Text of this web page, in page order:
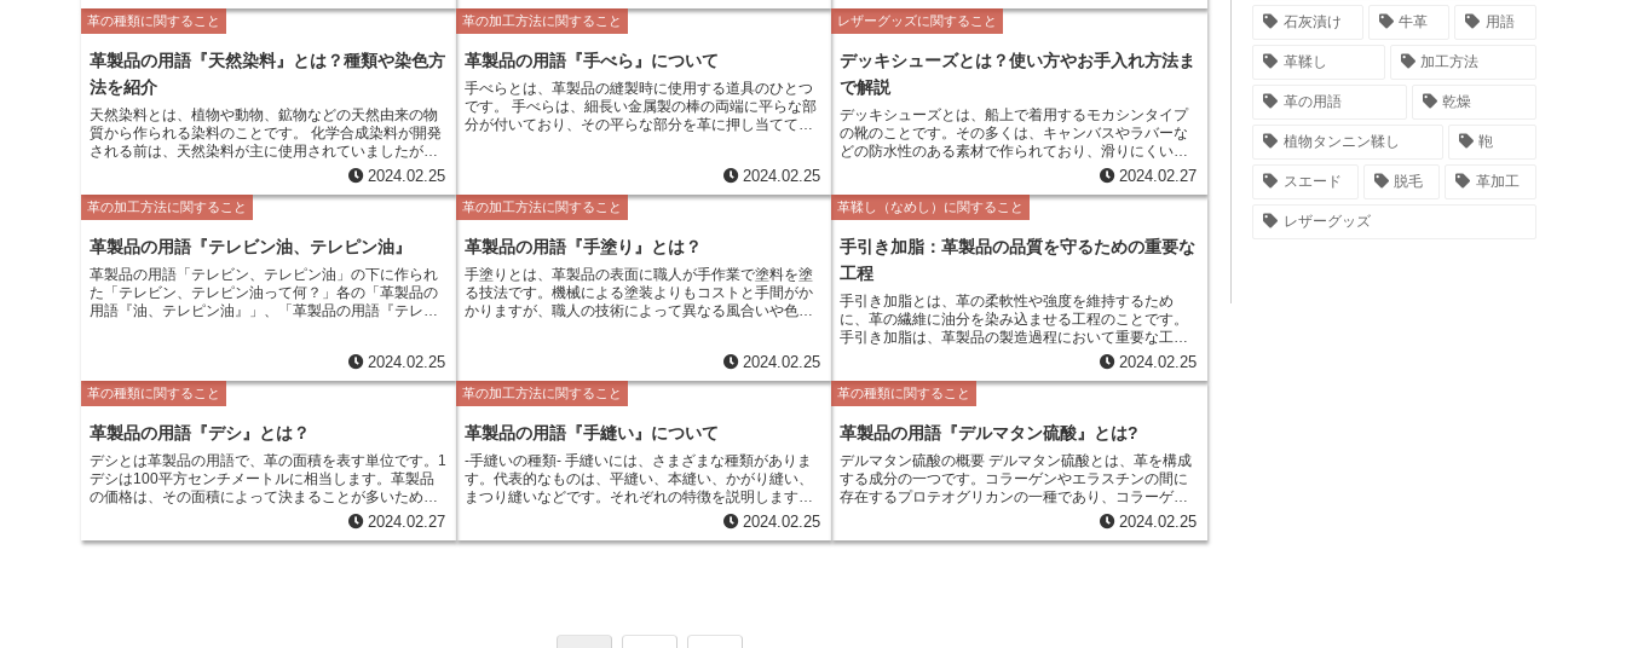
など、さまざまな種類があります。革製の手ひもは、
耐久性と高級感があり、バッグや財布などの高級感を
求められる製品に使用されることが多いです。ナイロ
ン製の手ひもは、軽量で丈夫なため、リュックサック
やスポーツバッグなどのアウトドア用品に使用される
ことが多いです。綿製の手ひもは、肌触りが良く、カ
ジュアルなバッグやポーチなどに使用されることが多
いです。 形状による分類 手ひもは、形状によって、平
手ひも、丸手ひも、角手ひもなど、さまざまな種類が
あります。平手ひもは、平らな形状の手ひもで、持ち
手やショルダーストラップに使用されることが多いで
す。丸手ひもは、丸い形状の手ひもで、リュックサッ
クのショルダーストラップやハンドバッグの持ち手な
どに使用されることが多いです。角手ひもは、角ばっ
た形状の手ひもで、トートバッグの持ち手やショルダ
ーストラップに使用されることが多いです。
革の種類に関すること
革製品の用語『天然染料』とは？種類や染色方
法を紹介
天然染料とは、植物や動物、鉱物などの天然由来の物
質から作られる染料のことです。 化学合成染料が開発
される前は、天然染料が主に使用されていましたが、
現在でも天然染料ならではの風合いを活かした製品が
人気を博しています。天然染料は、化学合成染料に比
べて環境負荷が少なく、安全性が高いという特徴があ
ります。 天然染料は、植物染料、動物染料、鉱物染料
の3つに大別されます。植物染料は、最も種類が多く、
草木や花、根などから作られます。 代表的な植物染料
には、藍（あい）、紅花（べにばな）、茜（あかね）
などがあります。動物染料は、貝や虫から作られま
す。 代表的な動物染料には、紫（むらさき）、コチニ
黄土（おうど）、辰砂（しんしゃ）などがあります。
天然染料の染色方法は、染料の種類によって異なりま
すが、一般的には、染料を水に溶かして染液を作りま
す。染液に布や糸などを浸し、一定時間放置した後、
水洗いして乾燥させます。 天然染料は、化学合成染料
に比べて染色が難しく、熟練の技が必要とされます。
2024.02.25
革の加工方法に関すること
革製品の用語『手べら』について
手べらとは、革製品の縫製時に使用する道具のひとつ
です。 手べらは、細長い金属製の棒の両端に平らな部
分が付いており、その平らな部分を革に押し当てて縫
り、革製品の品質を左右する重要な道具のひとつで
す。 手べらは、その形状や大きさによって、さまざま
な種類があります。一般的に、手べらは、長さ10cmか
1cmから3cm程度のものが一般的です。手べらの材質
は、鉄やステンレス鋼、真鍮などが多く、表面が滑ら
かで、革を傷つけにくいものが好まれます。 手べら
は、革製品の縫製時に、以下の手順で使用します。 1.
革の縫い目部分を縫い合わせていきます。 2. 縫い合わ
製において、重要な道具であり、革製品の品質を左右
する道具のひとつです。手べらの使い方をマスターす
上げることができます。
2024.02.25
レザーグッズに関すること
デッキシューズとは？使い方やお手入れ方法ま
で解説
デッキシューズとは、船上で着用するモカシンタイプ
の靴のことです。その多くは、キャンバスやラバーな
どの防水性のある素材で作られており、滑りにくいソ
ールを備えています。デッキシューズは、その快適さ
と耐久性から、ヨットマンや船乗りたちに愛されてき
ました。しかし、近年では、そのおしゃれなデザイン
が注目され、ファッションアイテムとしても人気を集
めています。 デッキシューズは、その名の通り、船上
で着用するのに適した靴です。防水性のある素材で作
られているため、雨や水しぶきを気にせず履くことが
できます。また、滑りにくいソールを備えているた
め、濡れたデッキの上でも安全に歩くことができま
す。さらに、モカシンタイプの靴であるため、履き心
地も抜群です。 デッキシューズは、船上での着用だけ
でなく、ファッションアイテムとしても人気がありま
す。そのシンプルなデザインと、どんなコーディネー
トにも合わせやすい汎用性の高さから、多くの人々に
愛されています。特に、夏場の定番アイテムとして、
多くの女性から支持を集めています。
2024.02.27
革の加工方法に関すること
革製品の用語『テレビン油、テレピン油』
革製品の用語「テレビン、テレピン油」の下に作られ
た「テレビン、テレピン油って何？」各の「革製品の
用語『油、テレピン油』」、「革製品の用語『テレビ
2024.02.25
革の加工方法に関すること
革製品の用語『手塗り』とは？
手塗りとは、革製品の表面に職人が手作業で塗料を塗
る技法です。機械による塗装よりもコストと手間がか
かりますが、職人の技術によって異なる風合いや色味
やクラシカルな雰囲気を演出します。また、手塗りは
耐久性にも優れており、長年愛用することが可能で
す。 手塗りには、主に2種類の手法があります。1つ
です。もう1つは、革の表面にスプレーを使って塗料を
塗る「スプレー塗り」です。刷毛塗りは、スプレー塗
りよりも塗料の厚みを調整しやすいというメリットが
あります。一方、スプレー塗りは、刷毛塗りよりも均
一に塗料を塗ることができるというメリットがありま
人の技術によって、塗料の厚み、色味、光沢などが異
2024.02.25
革鞣し（なめし）に関すること
手引き加脂：革製品の品質を守るための重要な
工程
手引き加脂とは、革の柔軟性や強度を維持するため
に、革の繊維に油分を染み込ませる工程のことです。
手引き加脂は、革製品の製造過程において重要な工程
であり、革の品質に大きな影響を与えます。 手引き加
脂の方法は、革の種類や用途によって異なりますが、
一般的には、革を洗浄した後、油分を含んだ薬剤を革
の表面に塗布し、その後、革を乾燥させます。油分を
含んだ薬剤には、動物性油脂、植物性油脂、鉱物油脂
などがあります。 手引き加脂を行うことで、革は柔軟
性と強度が向上し、耐久性が高まります。また、手引
き加脂によって、革は防水性や防汚性も向上します。
手引き加脂は、革製品の品質を守るために不可欠な工
程です。手引き加脂を行うことで、革製品は長期間に
2024.02.25
革の種類に関すること
革製品の用語『デシ』とは？
デシとは革製品の用語で、革の面積を表す単位です。1
デシは100平方センチメートルに相当します。革製品
の価格は、その面積によって決まることが多いため、
デシ数は重要な要素となります。革製品を購入する際
には、デシ数を意識して選ぶとよいでしょう。 革の種
類によって、デシ数は異なります。例えば、牛革は一
2024.02.27
革の加工方法に関すること
革製品の用語『手縫い』について
-手縫いの種類- 手縫いには、さまざまな種類がありま
す。代表的なものは、平縫い、本縫い、かがり縫い、
まつり縫いなどです。それぞれの特徴を説明します。 -
平縫い-は、最も基本的な手縫いの方法です。針を布に
通して、布をつなぎ合わせます。シンプルな縫い方で
すが、丈夫で耐久性があります。 -本縫い-は、平縫い
のを防ぎ、見た目をきれいに仕上げることができま
2024.02.25
革の種類に関すること
革製品の用語『デルマタン硫酸』とは?
デルマタン硫酸の概要 デルマタン硫酸とは、革を構成
する成分の一つです。コラーゲンやエラスチンの間に
存在するプロテオグリカンの一種であり、コラーゲン
とエラスチンの結合組織を強化し、革に柔軟性と強度
を与えています。また、デルマタン硫酸のヒアルロン
酸との相乗効果により、革に潤いを与え、柔軟性を維
2024.02.25
石灰漬け 牛革 用語
革鞣し 加工方法
革の用語 乾燥
植物タンニン鞣し 鞄
スエード 脱毛 革加工
レザーグッズ